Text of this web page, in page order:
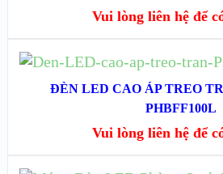
XEM CHI
Vui lòng liên hệ để
XEM NHANH
ĐỌC TIẾP
ĐÈN LED CAO ÁP TREO
PHBFF100L
Vui lòng liên hệ để